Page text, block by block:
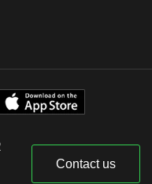
Contact us